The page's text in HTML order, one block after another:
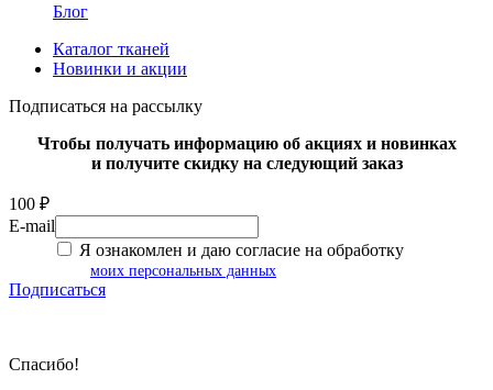
Блог
Каталог тканей
Новинки и акции
Подписаться на рассылку
Чтобы получать информацию об акциях и новинках
и получите скидку на следующий заказ
100 ₽
E-mail
Я ознакомлен и даю согласие на обработку
моих персональных данных
Подписаться
Спасибо!